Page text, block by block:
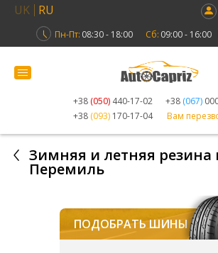
UK RU
Пн-Пт: 08:30 - 18:00 Сб: 09:00 - 16:00
+38 (050) 440-17-02 +38 (067)
+38 (093) 170-17-04 Вам
Зимняя и летняя резина
Перемиль
ПОДОБРАТЬ ШИНЫ